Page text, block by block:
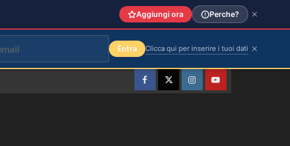
FacebookTwitterInstagramYouTube
Aggiungi ora Perche?
Entra Clicca qui per inserire i tuoi dati